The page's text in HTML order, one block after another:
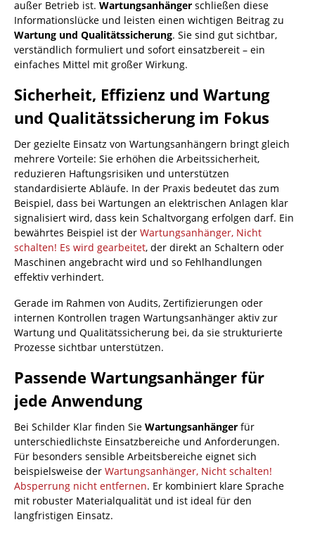
außer Betrieb ist. Wartungsanhänger schließen diese
Informationslücke und leisten einen wichtigen Beitrag zu
Wartung und Qualitätssicherung. Sie sind gut sichtbar,
verständlich formuliert und sofort einsatzbereit – ein
einfaches Mittel mit großer Wirkung.
Sicherheit, Effizienz und Wartung
und Qualitätssicherung im Fokus
Der gezielte Einsatz von Wartungsanhängern bringt gleich
mehrere Vorteile: Sie erhöhen die Arbeitssicherheit,
reduzieren Haftungsrisiken und unterstützen
standardisierte Abläufe. In der Praxis bedeutet das zum
Beispiel, dass bei Wartungen an elektrischen Anlagen klar
signalisiert wird, dass kein Schaltvorgang erfolgen darf. Ein
bewährtes Beispiel ist der Wartungsanhänger, Nicht
schalten! Es wird gearbeitet, der direkt an Schaltern oder
Maschinen angebracht wird und so Fehlhandlungen
effektiv verhindert.
Gerade im Rahmen von Audits, Zertifizierungen oder
internen Kontrollen tragen Wartungsanhänger aktiv zur
Wartung und Qualitätssicherung bei, da sie strukturierte
Prozesse sichtbar unterstützen.
Passende Wartungsanhänger für
jede Anwendung
Bei Schilder Klar finden Sie Wartungsanhänger für
unterschiedlichste Einsatzbereiche und Anforderungen.
Für besonders sensible Arbeitsbereiche eignet sich
beispielsweise der Wartungsanhänger, Nicht schalten!
Absperrung nicht entfernen. Er kombiniert klare Sprache
mit robuster Materialqualität und ist ideal für den
langfristigen Einsatz.